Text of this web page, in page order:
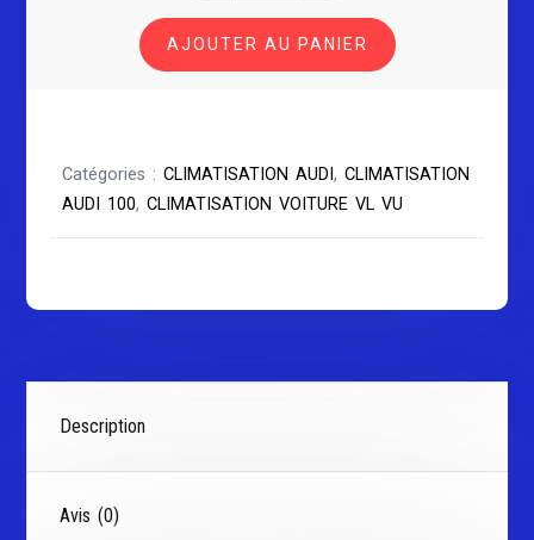
CLIMATISATION
AUDI
100
AJOUTER AU PANIER
Catégories :CLIMATISATION AUDI,CLIMATISATION
AUDI 100,CLIMATISATION VOITURE VL VU
Description
Avis (0)